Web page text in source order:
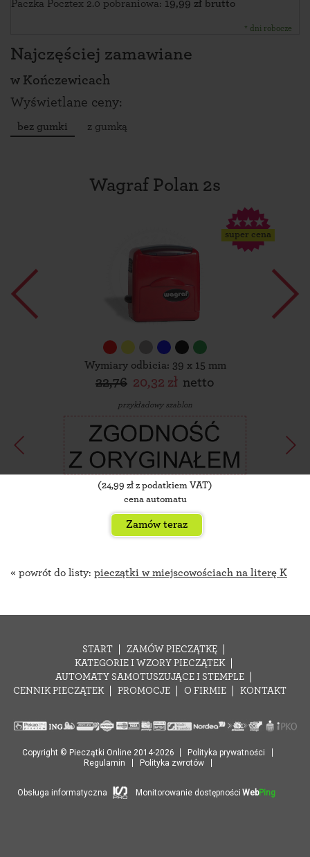
Paczka Pocztex 2.0 pobraniowa: 19,99 zł brutto
* dni robocze
Najczęściej zamawiane
w Kończewicach
Wyświetlane ceny:
bez gumki z gumką
Wagraf Polan 2s
super cena
Wymiary odbicia: 39 x 15 mm
22,76 20,32 zł netto
przykładowy szablon
(24,99 zł z podatkiem VAT)
cena automatu
Zamów teraz
« powrót do listy: pieczątki w miejscowościach na literę K
START
ZAMÓW PIECZĄTKĘ
KATEGORIE I WZORY PIECZĄTEK
AUTOMATY SAMOTUSZUJĄCE I STEMPLE
CENNIK PIECZĄTEK
PROMOCJE O FIRMIE KONTAKT
Copyright © Pieczątki Online 2014-2026
Polityka prywatności
Regulamin
Polityka zwrotów
Obsługa informatyczna Monitorowanie dostępności WebPing